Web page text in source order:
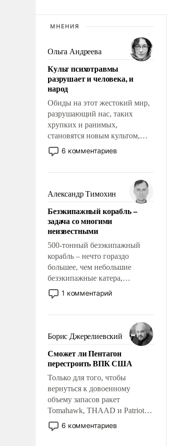
МНЕНИЯ
Ольга Андреева
Культ психотравмы
разрушает и человека, и
народ
Обиды на этот жестокий мир,
разрушающий нас, таких
хрупких и ранимых,
становятся новым культом,
постепенно вытесняя и
отменяя традиционное
мужественным и твердым под
ударами судьбы, брать на себя
ответственность, помогать
слабым, идти вперед и
адаптироваться.
6 комментариев
Александр Тимохин
Безэкипажный корабль –
задача со многими
неизвестными
500-тонный безэкипажный
корабль – нечто гораздо
большее, чем небольшие
безэкипажные катера,
применение которых уже
стало обыденностью. Задача по
сложна и амбициозна. Однако
и ее реализация радикально
поднимет наши боевые
возможности.
1 комментарий
Борис Джерелиевский
Сможет ли Пентагон
перестроить ВПК США
Только для того, чтобы
вернуться к довоенному
объему запасов ракет
Tomahawk, THAAD и Patriot
США потребуется более трех
лет. Даже небольшая война с
6 комментариев